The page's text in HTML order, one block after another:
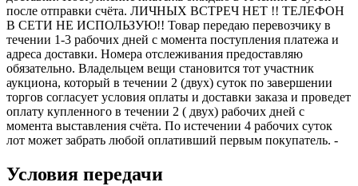
после отправки счёта. ЛИЧНЫХ ВСТРЕЧ НЕТ !! ТЕЛЕФОН
В СЕТИ НЕ ИСПОЛЬЗУЮ!! Товар передаю перевозчику в
течении 1-3 рабочих дней с момента поступления платежа и
адреса доставки. Номера отслеживания предоставляю
обязательно. Владельцем вещи становится тот участник
аукциона, который в течении 2 (двух) суток по завершении
торгов согласует условия оплаты и доставки заказа и проведет
оплату купленного в течении 2 ( двух) рабочих дней с
момента выставления счёта. По истечении 4 рабочих суток
лот может забрать любой оплативший первым покупатель. -
Условия передачи